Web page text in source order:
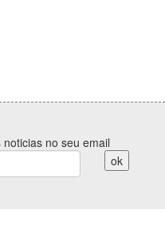
no seu email